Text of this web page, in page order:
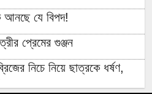
আনছে যে বিপদ!
প্রেমের গুঞ্জন
নিচে নিয়ে ছাত্রকে ধর্ষণ,